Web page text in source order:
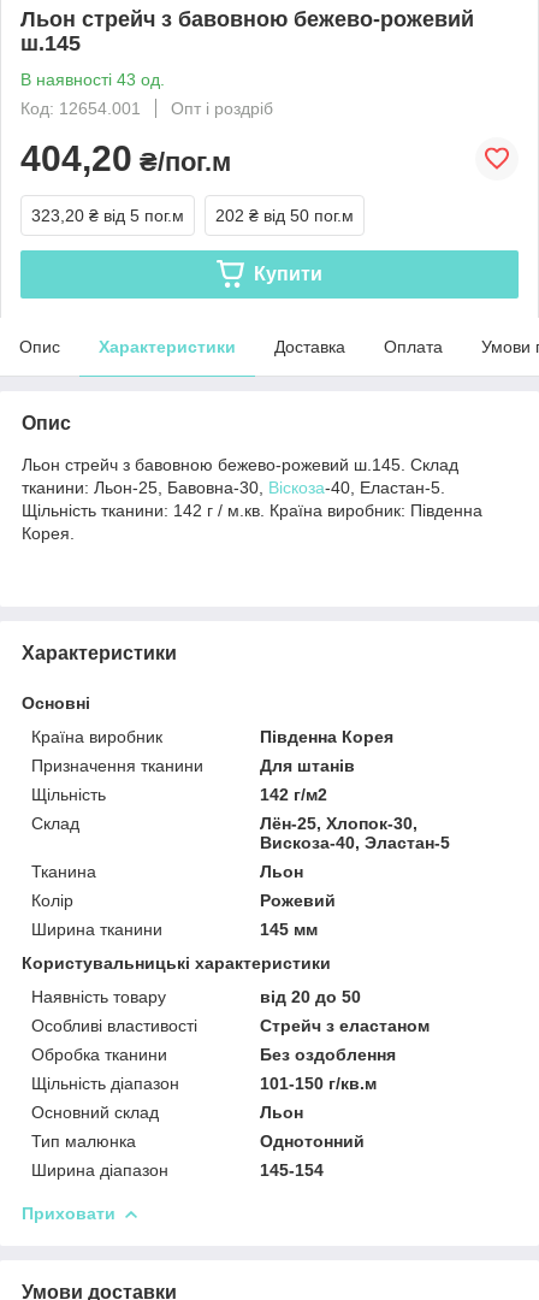
Льон стрейч з бавовною бежево-рожевий
ш.145
В наявності 43 од.
Код: 12654.001
Опт і роздріб
404,20 ₴/пог.м
323,20 ₴ від 5 пог.м 202 ₴ від 50 пог.м
Купити
Опис Характеристики Доставка Оплата Умови
Опис
Льон стрейч з бавовною бежево-рожевий ш.145. Склад
тканини: Льон-25, Бавовна-30, Віскоза-40, Еластан-5.
Щільність тканини: 142 г / м.кв. Країна виробник: Південна
Корея.
Характеристики
Основні
Країна виробник
Південна Корея
Призначення тканини
Для штанів
Щільність
142 г/м2
Склад
Лён-25, Хлопок-30,
Вискоза-40, Эластан-5
Тканина
Льон
Колір
Рожевий
Ширина тканини
145 мм
Користувальницькі характеристики
Наявність товару
від 20 до 50
Особливі властивості
Стрейч з еластаном
Обробка тканини
Без оздоблення
Щільність діапазон
101-150 г/кв.м
Основний склад
Льон
Тип малюнка
Однотонний
Ширина діапазон
145-154
Приховати
Умови доставки